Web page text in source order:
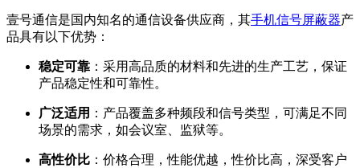
壹号通信是国内知名的通信设备供应商，其手机信号屏蔽器产
品具有以下优势：
稳定可靠 ：采用高品质的材料和先进的生产工艺，保证
产品稳定性和可靠性。
广泛适用 ：产品覆盖多种频段和信号类型，可满足不同
场景的需求，如会议室、监狱等。
高性价比 ：价格合理，性能优越，性价比高，深受客户